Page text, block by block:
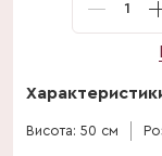
1
Висота: 50 см